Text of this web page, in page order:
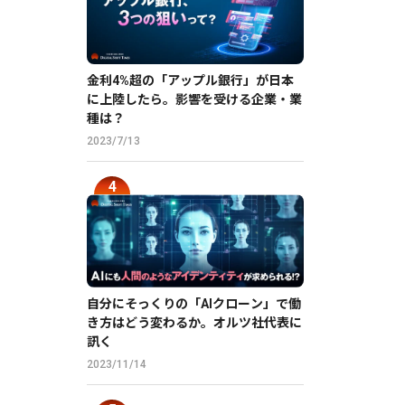
金利4%超の「アップル銀行」が日本
に上陸したら。影響を受ける企業・業
種は？
2023/7/13
自分にそっくりの「AIクローン」で働
き方はどう変わるか。オルツ社代表に
訊く
2023/11/14